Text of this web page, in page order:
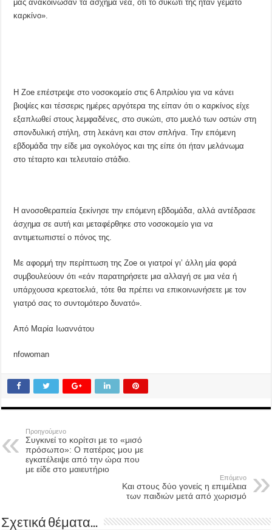
μας ανακοίνωσαν τα άσχημα νέα, ότι το συκώτι της ήταν γεμάτο
καρκίνο».
Η Zoe επέστρεψε στο νοσοκομείο στις 6 Απριλίου για να κάνει
βιοψίες και τέσσερις ημέρες αργότερα της είπαν ότι ο καρκίνος είχε
εξαπλωθεί στους λεμφαδένες, στο συκώτι, στο μυελό των οστών στη
σπονδυλική στήλη, στη λεκάνη και στον σπλήνα. Την επόμενη
εβδομάδα την είδε μια ογκολόγος και της είπε ότι ήταν μελάνωμα
στο τέταρτο και τελευταίο στάδιο.
Η ανοσοθεραπεία ξεκίνησε την επόμενη εβδομάδα, αλλά αντέδρασε
άσχημα σε αυτή και μεταφέρθηκε στο νοσοκομείο για να
αντιμετωπιστεί ο πόνος της.
Με αφορμή την περίπτωση της Zoe οι γιατροί γι’ άλλη μία φορά
συμβουλεύουν ότι «εάν παρατηρήσετε μια αλλαγή σε μια νέα ή
υπάρχουσα κρεατοελιά, τότε θα πρέπει να επικοινωνήσετε με τον
γιατρό σας το συντομότερο δυνατό».
Από Μαρία Ιωαννάτου
nfowoman
Προηγούμενο
Συγκινεί το κορίτσι με το «μισό
πρόσωπο»: Ο πατέρας μου με
εγκατέλειψε από την ώρα που
με είδε στο μαιευτήριο
Επόμενο
Και στους δύο γονείς η επιμέλεια
των παιδιών μετά από χωρισμό
Σχετικά θέματα...